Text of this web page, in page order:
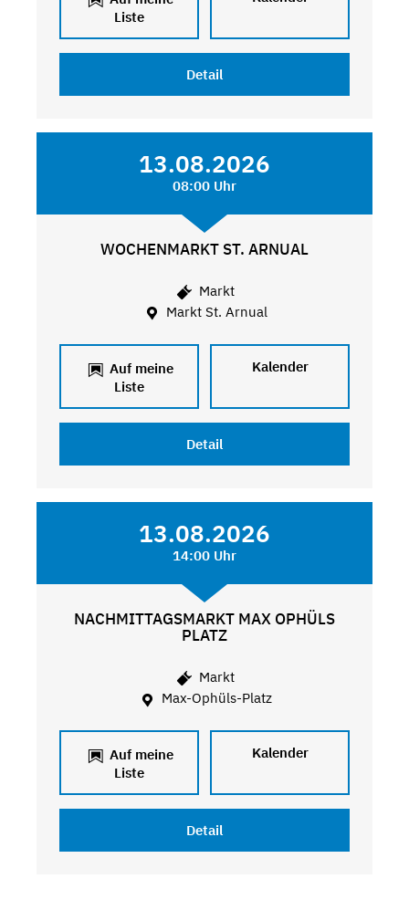
Liste
Detail
13.08.2026
08:00 Uhr
WOCHENMARKT ST. ARNUAL
Markt
Markt St. Arnual
Auf meine
Liste
Kalender
Detail
13.08.2026
14:00 Uhr
NACHMITTAGSMARKT MAX OPHÜLS
PLATZ
Markt
Max-Ophüls-Platz
Auf meine
Liste
Kalender
Detail